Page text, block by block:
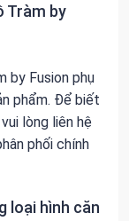
Tràm by
by Fusion phụ
phẩm. Để biết
lòng liên hệ
phối chính
loại hình căn